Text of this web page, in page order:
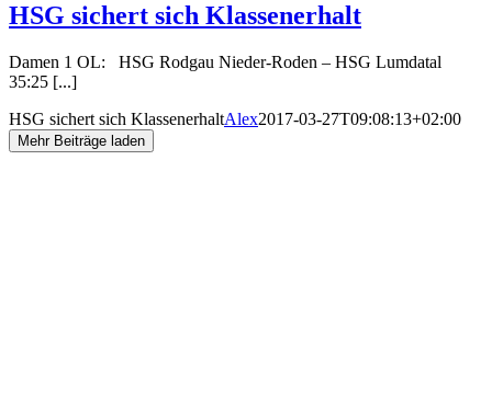
HSG sichert sich Klassenerhalt
Damen 1 OL: HSG Rodgau Nieder-Roden – HSG Lumdatal
35:25 [...]
HSG sichert sich KlassenerhaltAlex2017-03-27T09:08:13+02:00
Mehr Beiträge laden